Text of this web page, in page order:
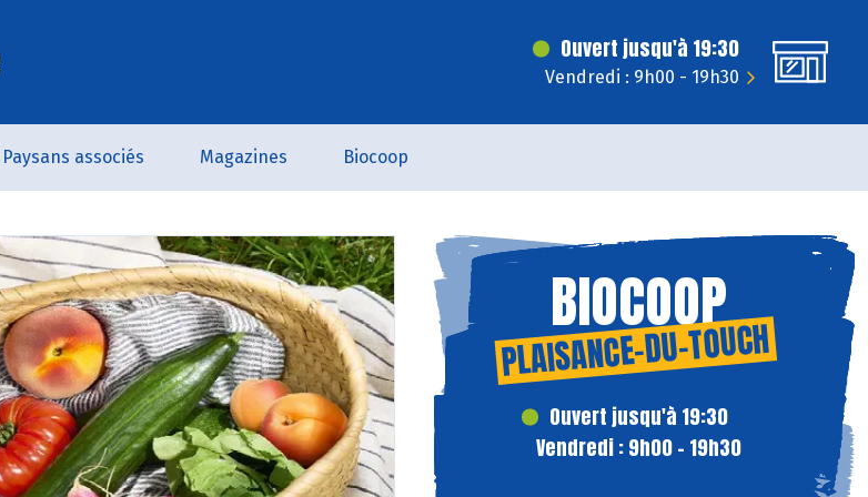
Ouvert jusqu'à 19:30
Vendredi : 9h00 - 19h30
Paysans associés Magazines Biocoop
BIOCOOP
PLAISANCE-DU-TOUCH
Ouvert jusqu'à 19:30
Vendredi : 9h00 - 19h30